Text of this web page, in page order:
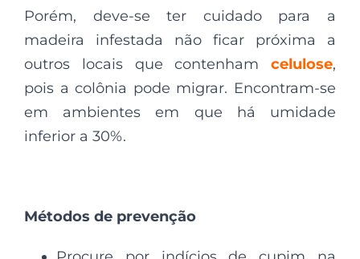
Porém, deve-se ter cuidado para a
madeira infestada não ficar próxima a
outros locais que contenham celulose,
pois a colônia pode migrar. Encontram-se
em ambientes em que há umidade
inferior a 30%.
Métodos de prevenção